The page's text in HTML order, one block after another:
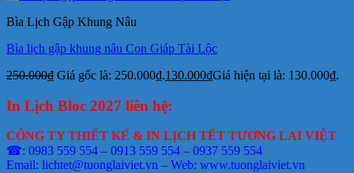
Bìa Lịch Gập Khung Nâu
Bìa lịch gập khung nâu Con Giáp Tài Lộc
250.000₫ Giá gốc là: 250.000₫.130.000₫Giá hiện tại là: 130.000₫.
In Lịch Bloc 2027 liên hệ:
CÔNG TY THIẾT KẾ & IN LỊCH TẾT TƯƠNG LAI VIỆT
☎: 0983 559 554 – 0913 559 554 – 0937 559 554
Email: lichtet@tuonglaiviet.vn – Web: www.tuonglaiviet.vn